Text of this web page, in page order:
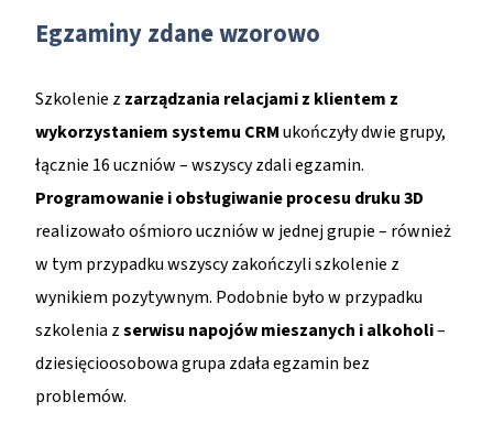
Egzaminy zdane wzorowo
Szkolenie z zarządzania relacjami z klientem z
wykorzystaniem systemu CRMukończyły dwie grupy,
łącznie 16 uczniów – wszyscy zdali egzamin.
Programowanie i obsługiwanie procesu druku 3D
realizowało ośmioro uczniów w jednej grupie – również
w tym przypadku wszyscy zakończyli szkolenie z
wynikiem pozytywnym. Podobnie było w przypadku
szkolenia zserwisu napojów mieszanych i alkoholi–
dziesięcioosobowa grupa zdała egzamin bez
problemów.